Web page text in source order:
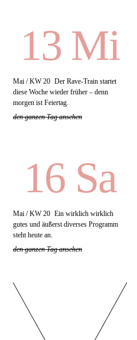
13 Mi
Mai / KW 20 Der Rave-Train startet
diese Woche wieder früher – denn
morgen ist Feiertag.
den ganzen Tag ansehen
16 Sa
Mai / KW 20 Ein wirklich wirklich
gutes und äußerst diverses Programm
steht heute an.
den ganzen Tag ansehen